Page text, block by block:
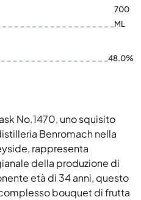
700
ML
48.0%
No.1470, uno squisito
Benromach nella
rappresenta
della produzione di
età di 34 anni, questo
bouquet di frutta